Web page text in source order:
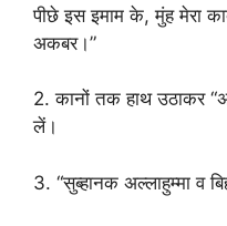
पीछे इस इमाम के, मुंह मेरा
अकबर।”
2. कानों तक हाथ उठाकर
लें।
3. “सुब्हानक अल्लाहुम्मा व